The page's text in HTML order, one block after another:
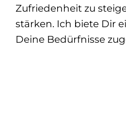
Zufriedenheit zu
stärken. Ich biete Dir
Deine Bedürfnisse